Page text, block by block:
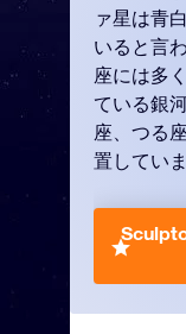
ァ星は青
いると言
座には多
ている銀
座、つる
置していま